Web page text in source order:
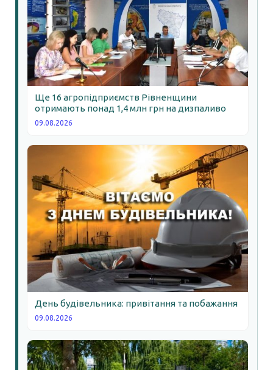
Ще 16 агропідприємств Рівненщини
отримають понад 1,4 млн грн на дизпаливо
09.08.2026
День будівельника: привітання та побажання
09.08.2026